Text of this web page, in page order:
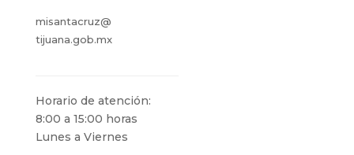
misantacruz@
tijuana.gob.mx
Horario de atención:
8:00 a 15:00 horas
Lunes a Viernes